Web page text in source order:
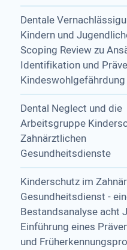
Dentale
Kindern und
Scoping Review zu
Identifikation und
Kindeswohlgefährdung
Dental Neglect und die
Arbeitsgruppe
Zahnärztlichen
Gesundheitsdienste
Kinderschutz im
Gesundheitsdienst -
Bestandsanalyse acht
Einführung eines
und